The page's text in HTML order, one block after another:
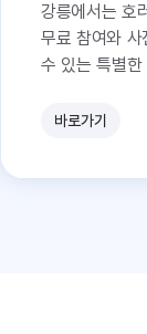
강릉에서는 호
무료 참여와
수 있는 특별한
바로가기